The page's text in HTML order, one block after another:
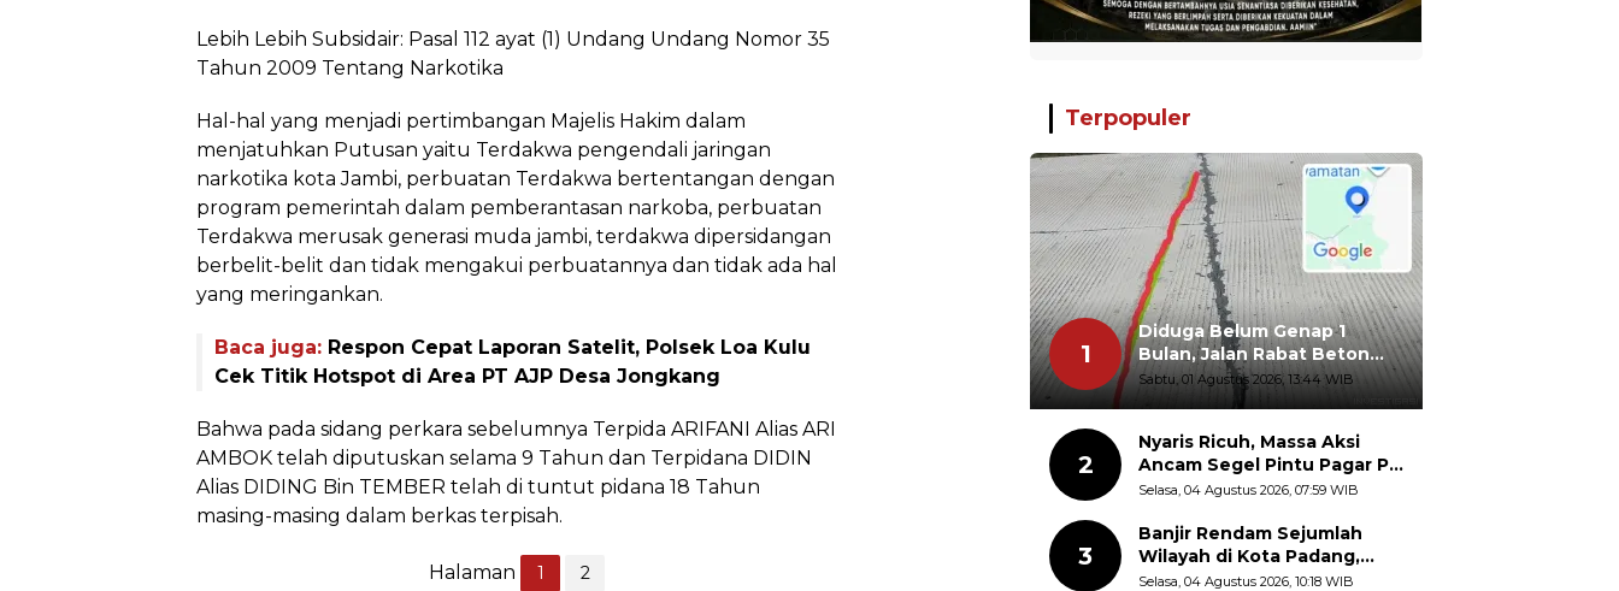
Lebih Lebih Subsidair: Pasal 112 ayat (1) Undang Undang Nomor 35
Tahun 2009 Tentang Narkotika
Hal-hal yang menjadi pertimbangan Majelis Hakim dalam
menjatuhkan Putusan yaitu Terdakwa pengendali jaringan
narkotika kota Jambi, perbuatan Terdakwa bertentangan dengan
program pemerintah dalam pemberantasan narkoba, perbuatan
Terdakwa merusak generasi muda jambi, terdakwa dipersidangan
berbelit-belit dan tidak mengakui perbuatannya dan tidak ada hal
yang meringankan.
Baca juga: Respon Cepat Laporan Satelit, Polsek Loa Kulu
Cek Titik Hotspot di Area PT AJP Desa Jongkang
Bahwa pada sidang perkara sebelumnya Terpida ARIFANI Alias ARI
AMBOK telah diputuskan selama 9 Tahun dan Terpidana DIDIN
Alias DIDING Bin TEMBER telah di tuntut pidana 18 Tahun
masing-masing dalam berkas terpisah.
Halaman 1 2
Terpopuler
1
Diduga Belum Genap 1
Bulan, Jalan Rabat Beton
Gidanglo - Guwosobokerto
Sudah Pecah
Sabtu, 01 Agustus 2026, 13:44 WIB
2
Nyaris Ricuh, Massa Aksi
Ancam Segel Pintu Pagar PT
Pabrik Gula Gorontalo
Selasa, 04 Agustus 2026, 07:59 WIB
3
Banjir Rendam Sejumlah
Wilayah di Kota Padang,
Proses Evakuasi Warga
Selasa, 04 Agustus 2026, 10:18 WIB